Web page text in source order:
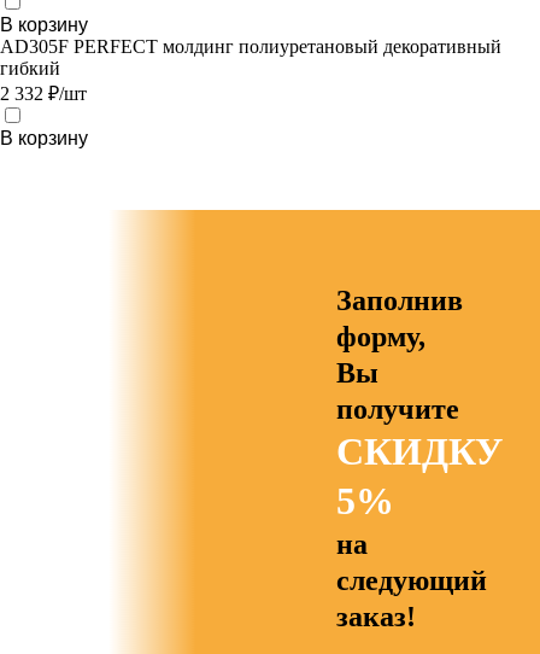
В корзину
AD305F PERFECT молдинг полиуретановый декоративный
гибкий
2 332 ₽/шт
В корзину
Заполнив
форму,
Вы
получите
СКИДКУ
5%
на
следующий
заказ!